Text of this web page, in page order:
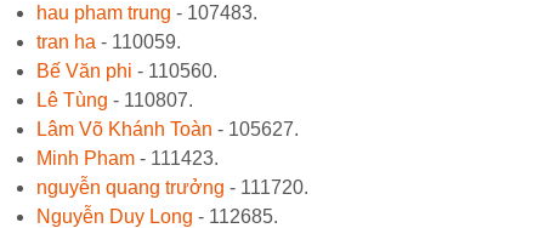
hau pham trung - 107483.
tran ha - 110059.
Bế Văn phi - 110560.
Lê Tùng - 110807.
Lâm Võ Khánh Toàn - 105627.
Minh Pham - 111423.
nguyễn quang trưởng - 111720.
Nguyễn Duy Long - 112685.